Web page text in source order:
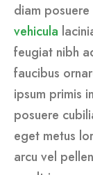
diam
vehicula
feugiat nibh
faucibus
ipsum primis
posuere
eget metus
arcu vel